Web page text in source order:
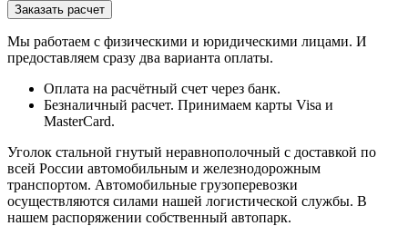
Мы работаем с физическими и юридическими лицами. И
предоставляем сразу два варианта оплаты.
Оплата на расчётный счет через банк.
Безналичный расчет. Принимаем карты Visa и
MasterCard.
Уголок стальной гнутый неравнополочный с доставкой по
всей России автомобильным и железнодорожным
транспортом. Автомобильные грузоперевозки
осуществляются силами нашей логистической службы. В
нашем распоряжении собственный автопарк.